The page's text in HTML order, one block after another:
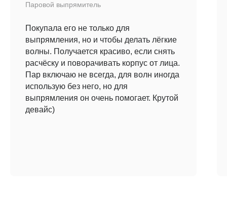
Паровой выпрямитель
Покупала его не только для
выпрямления, но и чтобы делать лёгкие
волны. Получается красиво, если снять
расчёску и поворачивать корпус от лица.
Пар включаю не всегда, для волн иногда
использую без него, но для
выпрямления он очень помогает. Крутой
девайс)